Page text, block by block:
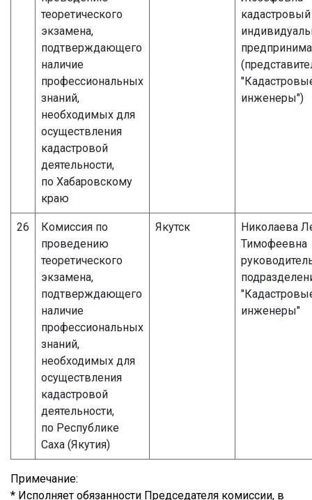
теоретического
экзамена,
подтверждающего
наличие
профессиональных
знаний,
необходимых для
осуществления
кадастровой
деятельности,
по Хабаровскому
краю
инженеры")
26
Комиссия по
проведению
теоретического
экзамена,
подтверждающего
наличие
профессиональных
знаний,
необходимых для
осуществления
кадастровой
деятельности,
по Республике
Саха (Якутия)
Якутск
Николаева
Тимофеевна
инженеры"
Примечание:
* Исполняет обязанности Председателя комиссии, в